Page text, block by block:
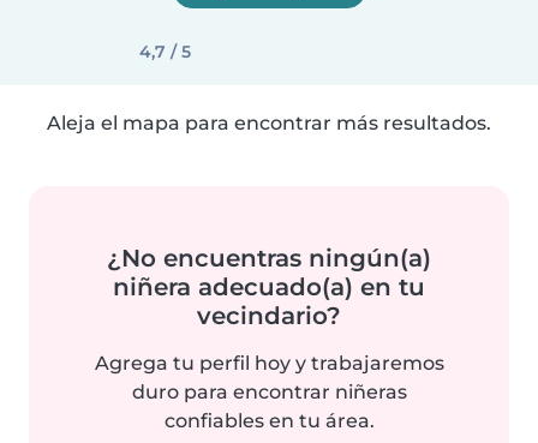
4,7 / 5
Aleja el mapa para encontrar más resultados.
¿No encuentras ningún(a)
niñera adecuado(a) en tu
vecindario?
Agrega tu perfil hoy y trabajaremos
duro para encontrar niñeras
confiables en tu área.